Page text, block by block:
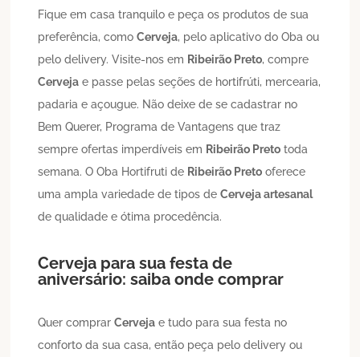
Fique em casa tranquilo e peça os produtos de sua
preferência, comoCerveja, pelo aplicativo do Oba ou
pelo delivery. Visite-nos em Ribeirão Preto, compre
Cerveja e passe pelas seções de hortifrúti, mercearia,
padaria e açougue. Não deixe de se cadastrar no
Bem Querer, Programa de Vantagens que traz
sempre ofertas imperdíveis em Ribeirão Preto toda
semana. O Oba Hortifruti de Ribeirão Preto oferece
uma ampla variedade de tipos deCerveja artesanal
de qualidade e ótima procedência.
Cerveja para sua festa de
aniversário: saiba onde comprar
Quer comprarCerveja e tudo para sua festa no
conforto da sua casa, então peça pelo delivery ou